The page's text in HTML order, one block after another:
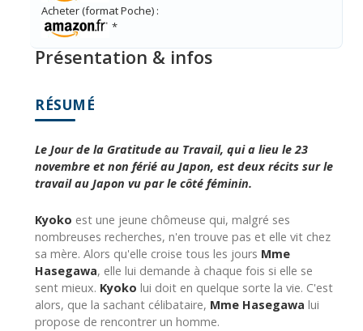
Acheter (format Poche) :
*
Présentation & infos
RÉSUMÉ
Le Jour de la Gratitude au Travail, qui a lieu le 23
novembre et non férié au Japon, est deux récits sur le
travail au Japon vu par le côté féminin.
Kyoko est une jeune chômeuse qui, malgré ses
nombreuses recherches, n'en trouve pas et elle vit chez
sa mère. Alors qu'elle croise tous les jours Mme
Hasegawa, elle lui demande à chaque fois si elle se
sent mieux. Kyoko lui doit en quelque sorte la vie. C'est
alors, que la sachant célibataire, Mme Hasegawa lui
propose de rencontrer un homme.